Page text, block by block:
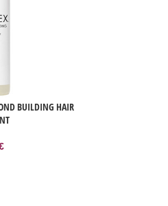
BUILDING HAIR